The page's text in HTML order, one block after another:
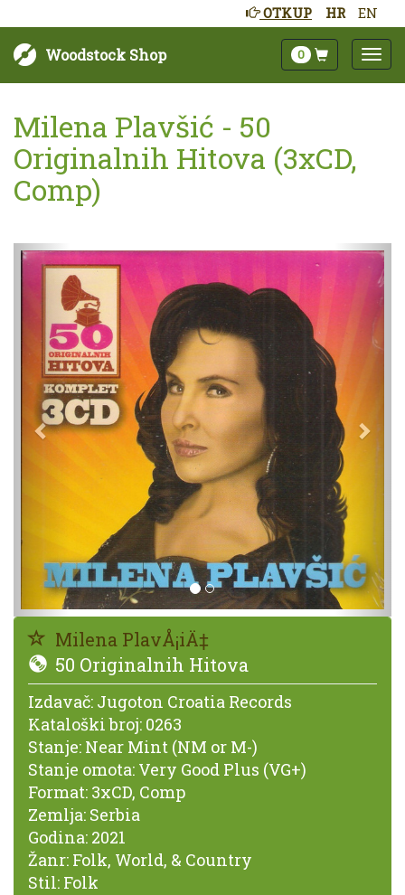
HR EN
OTKUP
Woodstock Shop 0
Milena Plavšić - 50
Originalnih Hitova (3xCD,
Comp)
Sljedeće
Milena PlavÅ¡iÄ‡
50 Originalnih Hitova
Izdavač: Jugoton Croatia Records
Kataloški broj: 0263
Stanje: Near Mint (NM or M-)
Stanje omota: Very Good Plus (VG+)
Format: 3xCD, Comp
Zemlja: Serbia
Godina: 2021
Žanr: Folk, World, & Country
Stil: Folk